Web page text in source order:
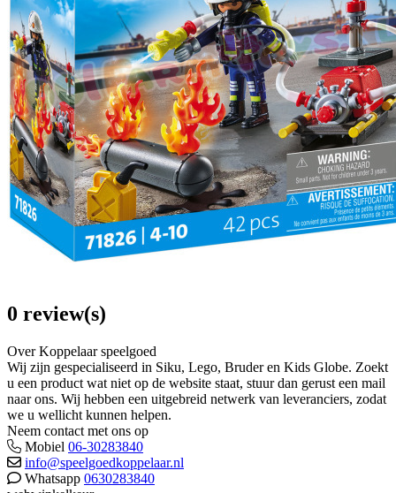
0 review(s)
Over Koppelaar speelgoed
Wij zijn gespecialiseerd in Siku, Lego, Bruder en Kids Globe. Zoekt
u een product wat niet op de website staat, stuur dan gerust een mail
naar ons. Wij hebben een uitgebreid netwerk van leveranciers, zodat
we u wellicht kunnen helpen.
Neem contact met ons op
Mobiel 06-30283840
info@speelgoedkoppelaar.nl
Whatsapp 0630283840